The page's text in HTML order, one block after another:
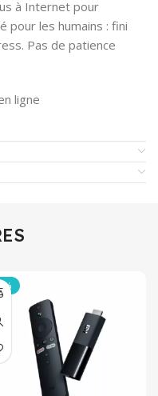
à Internet pour
pour les humains : fini
Pas de patience
ligne